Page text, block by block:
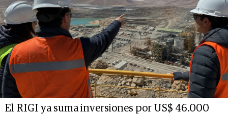
El RIGI ya suma inversiones por US$ 46.000